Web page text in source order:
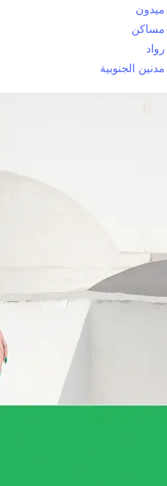
ميدون
مساكن
رواد
مدنين الجنوبية